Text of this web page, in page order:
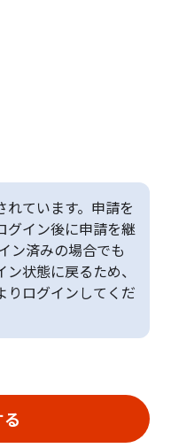
れています。申請を
グイン後に申請を継
ン済みの場合でも
状態に戻るため、
りログインしてくだ